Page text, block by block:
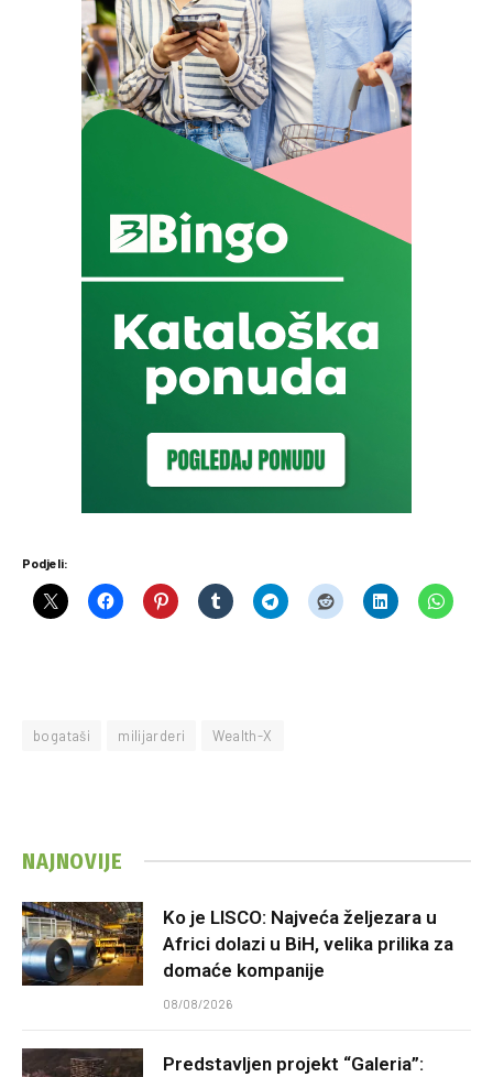
Podjeli:
bogataši milijarderi Wealth-X
NAJNOVIJE
Ko je LISCO: Najveća željezara u
Africi dolazi u BiH, velika prilika za
domaće kompanije
08/08/2026
Predstavljen projekt “Galeria”: